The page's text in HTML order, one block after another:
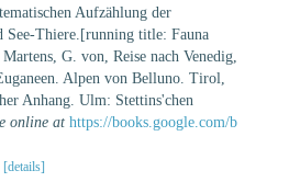
Aufzählung der
See-Thiere.[running title: Fauna
G. von, Reise nach Venedig,
Alpen von Belluno. Tirol,
Anhang. Ulm: Stettins'chen
online at https://books.google.com/b
[details]